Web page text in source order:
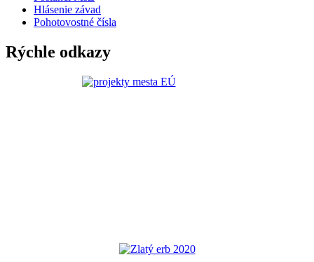
Hlásenie závad
Pohotovostné čísla
Rýchle odkazy